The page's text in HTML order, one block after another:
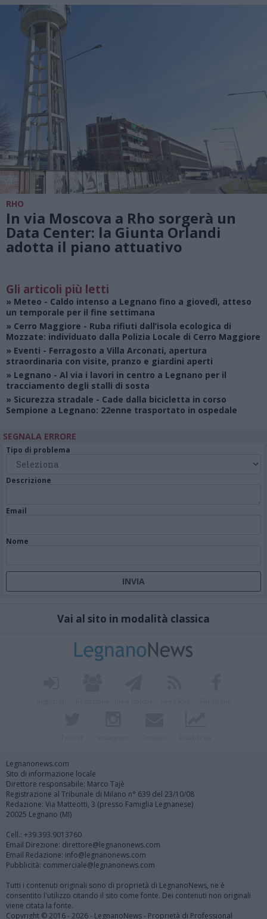
RHO
In via Moscova a Rho sorgerà un
Data Center: la Giunta Orlandi
adotta il piano attuativo
Gli articoli più letti
» Meteo - Caldo intenso a Legnano fino a giovedì, atteso
un temporale per il fine settimana
» Cerro Maggiore - Ruba rifiuti dall’isola ecologica di
Mozzate: individuato dalla Polizia Locale di Cerro Maggiore
» Eventi - Ferragosto a Villa Arconati, apertura
straordinaria con visite, pranzo e giardini aperti
» Legnano - Al via i lavori in centro a Legnano per il
tracciamento degli stalli di sosta
» Sicurezza stradale - Cade dalla bicicletta in corso
Sempione a Legnano: 22enne trasportato in ospedale
SEGNALA ERRORE
Tipo di problema
Descrizione
Email
Nome
Vai al sito in modalità classica
Legnanonews.com
Sito di informazione locale
Direttore responsabile: Marco Tajè
Registrazione al Tribunale di Milano n° 639 del 23/10/08
Redazione: Via Matteotti, 3 (presso Famiglia Legnanese)
20025 Legnano (MI)
Cell.: +39.393.9013760
Email Direzione: direttore@legnanonews.com
Email Redazione: info@legnanonews.com
Pubblicità: commerciale@legnanonews.com
Tutti i contenuti originali sono di proprietà di LegnanoNews, ne è
consentito l'utilizzo citando il sito come fonte. Dei contenuti non originali
viene citata la fonte.
Copyright © 2016 - 2026 - LegnanoNews - Proprietà di Professional